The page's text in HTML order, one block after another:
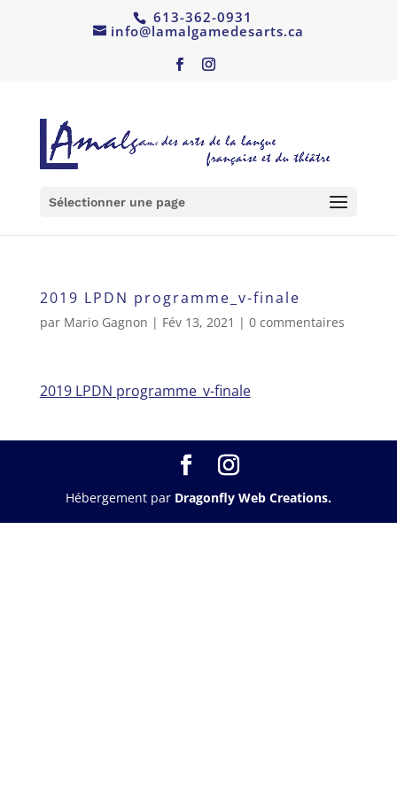
613-362-0931
info@lamalgamedesarts.ca
Sélectionner une page
2019 LPDN programme_v-finale
par Mario Gagnon | Fév 13, 2021 | 0 commentaires
2019 LPDN programme_v-finale
Hébergement par Dragonfly Web Creations.